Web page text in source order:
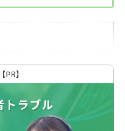
【PR】
トラブル